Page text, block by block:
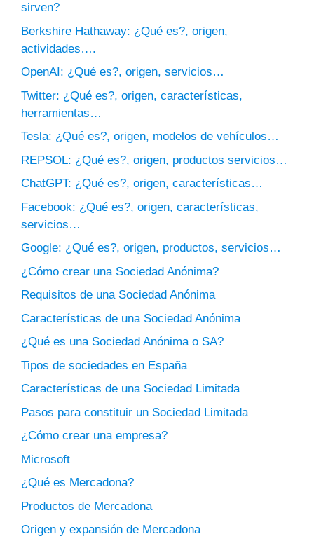
sirven?
Berkshire Hathaway: ¿Qué es?, origen,
actividades….
OpenAI: ¿Qué es?, origen, servicios…
Twitter: ¿Qué es?, origen, características,
herramientas…
Tesla: ¿Qué es?, origen, modelos de vehículos…
REPSOL: ¿Qué es?, origen, productos servicios…
ChatGPT: ¿Qué es?, origen, características…
Facebook: ¿Qué es?, origen, características,
servicios…
Google: ¿Qué es?, origen, productos, servicios…
¿Cómo crear una Sociedad Anónima?
Requisitos de una Sociedad Anónima
Características de una Sociedad Anónima
¿Qué es una Sociedad Anónima o SA?
Tipos de sociedades en España
Características de una Sociedad Limitada
Pasos para constituir un Sociedad Limitada
¿Cómo crear una empresa?
Microsoft
¿Qué es Mercadona?
Productos de Mercadona
Origen y expansión de Mercadona